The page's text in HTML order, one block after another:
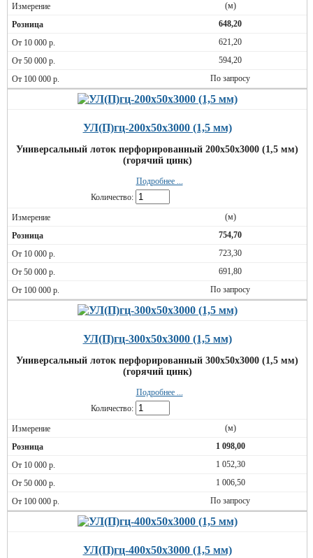
(м)
648,20
621,20
594,20
По запросу
УЛ(П)гц-200х50х3000 (1,5 мм)
Универсальный лоток перфорированный 200х50х3000 (1,5 мм)
(горячий цинк)
Подробнее ...
Количество:
(м)
754,70
723,30
691,80
По запросу
УЛ(П)гц-300х50х3000 (1,5 мм)
Универсальный лоток перфорированный 300х50х3000 (1,5 мм)
(горячий цинк)
Подробнее ...
Количество:
(м)
1 098,00
1 052,30
1 006,50
По запросу
УЛ(П)гц-400х50х3000 (1,5 мм)